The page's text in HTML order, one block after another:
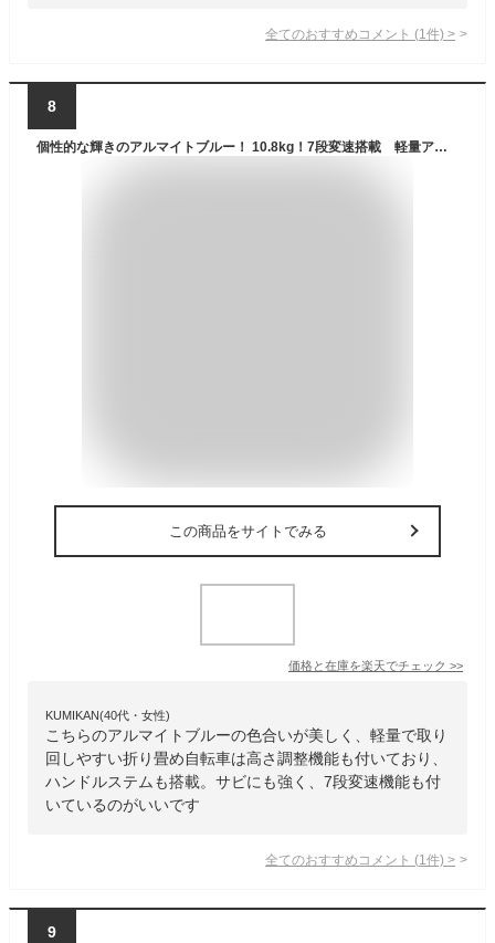
全てのおすすめコメント (1 件) >
8
個性的な輝きのアルマイトブルー！ 10.8kg！7段変速搭載 軽量アルミ折りたたみ自転車 20インチ 高さ調整機能付きハンドルステム搭載 輪行 通勤 通学 街乗り RENAULT(ルノー) LIGHT10
この商品をサイトでみる
価格と在庫を楽天でチェック >>
KUMIKAN(40代・女性)
こちらのアルマイトブルーの色合いが美しく、軽量で取り
回しやすい折り畳め自転車は高さ調整機能も付いており、
ハンドルステムも搭載。サビにも強く、7段変速機能も付
いているのがいいです
全てのおすすめコメント (1 件) >
9